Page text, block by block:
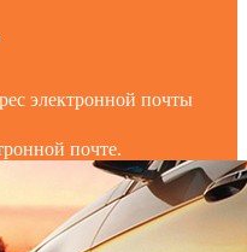
электронной почты
почте.